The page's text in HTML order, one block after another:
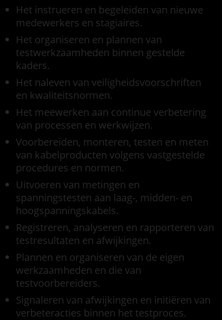
Het instrueren en begeleiden van nieuwe
medewerkers en stagiaires.
Het organiseren en plannen van
testwerkzaamheden binnen gestelde
kaders.
Het naleven van veiligheidsvoorschriften
en kwaliteitsnormen.
Het meewerken aan continue verbetering
van processen en werkwijzen.
Voorbereiden, monteren, testen en meten
van kabelproducten volgens vastgestelde
procedures en normen.
Uitvoeren van metingen en
spanningstesten aan laag-, midden- en
hoogspanningskabels.
Registreren, analyseren en rapporteren van
testresultaten en afwijkingen.
Plannen en organiseren van de eigen
werkzaamheden en die van
testvoorbereiders.
Signaleren van afwijkingen en initiëren van
verbeteracties binnen het testproces.